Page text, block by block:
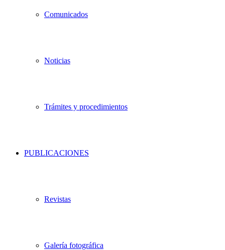
Comunicados
Noticias
Trámites y procedimientos
PUBLICACIONES
Revistas
Galería fotográfica